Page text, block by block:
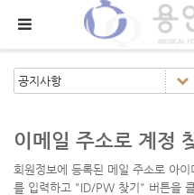
이메일 주소로 계정
회원정보에 등록된 메일 주소로 아
를 입력하고 "ID/PW 찾기" 버튼을